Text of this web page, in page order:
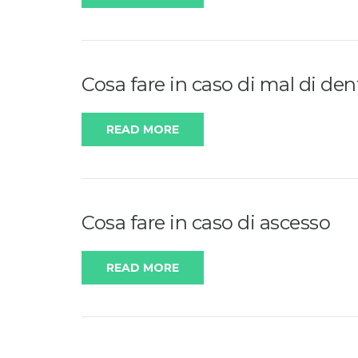
Cosa fare in caso di mal di
READ MORE
Cosa fare in caso di ascesso
READ MORE